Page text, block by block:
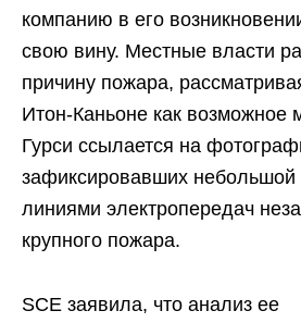
компанию в его
свою вину. Местные власти
причину пожара,
Итон-Каньоне как возможное
Гурси ссылается на
зафиксировавших небольшой
линиями электропередач
крупного пожара.
SCE заявила, что анализ ее